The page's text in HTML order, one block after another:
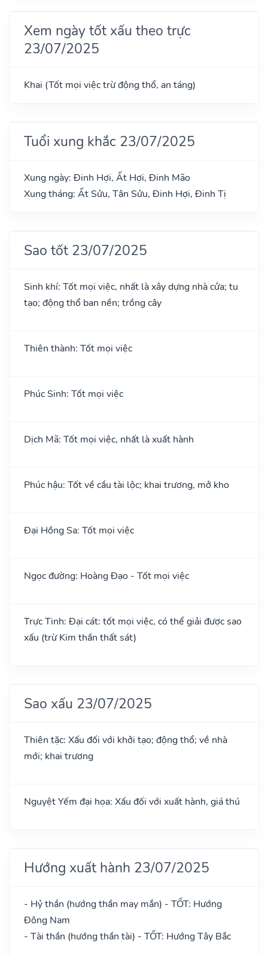
Xem ngày tốt xấu theo trực
23/07/2025
Khai (Tốt mọi việc trừ động thổ, an táng)
Tuổi xung khắc 23/07/2025
Xung ngày: Đinh Hợi, Ất Hợi, Đinh Mão
Xung tháng: Ất Sửu, Tân Sửu, Đinh Hợi, Đinh Tị
Sao tốt 23/07/2025
Sinh khí: Tốt mọi việc, nhất là xây dựng nhà cửa; tu
tạo; động thổ ban nền; trồng cây
Thiên thành: Tốt mọi việc
Phúc Sinh: Tốt mọi việc
Dịch Mã: Tốt mọi việc, nhất là xuất hành
Phúc hậu: Tốt về cầu tài lộc; khai trương, mở kho
Đại Hồng Sa: Tốt mọi việc
Ngọc đường: Hoàng Đạo - Tốt mọi việc
Trực Tinh: Đại cát: tốt mọi việc, có thể giải được sao
xấu (trừ Kim thần thất sát)
Sao xấu 23/07/2025
Thiên tặc: Xấu đối với khởi tạo; động thổ; về nhà
mới; khai trương
Nguyệt Yếm đại họa: Xấu đối với xuất hành, giá thú
Hướng xuất hành 23/07/2025
- Hỷ thần (hướng thần may mắn) - TỐT: Hướng
Đông Nam
- Tài thần (hướng thần tài) - TỐT: Hướng Tây Bắc